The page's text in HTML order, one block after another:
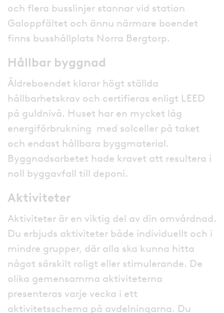
och flera busslinjer stannar vid station
Galoppfältet och ännu närmare boendet
finns busshållplats Norra Bergtorp.
Hållbar byggnad
Äldreboendet klarar högt ställda
hållbarhetskrav och certifieras enligt LEED
på guldnivå. Huset har en mycket låg
energiförbrukning med solceller på taket
och endast hållbara byggmaterial.
Byggnadsarbetet hade kravet att resultera i
noll byggavfall till deponi.
Aktiviteter
Aktiviteter är en viktig del av din omvårdnad.
Du erbjuds aktiviteter både individuellt och i
mindre grupper, där alla ska kunna hitta
något särskilt roligt eller stimulerande. De
olika gemensamma aktiviteterna
presenteras varje vecka i ett
aktivitetsschema på avdelningarna. Du